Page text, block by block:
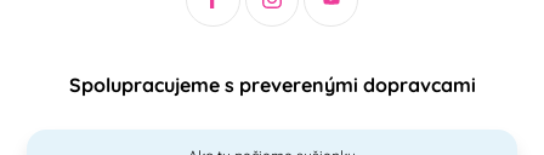
Spolupracujeme s preverenými dopravcami